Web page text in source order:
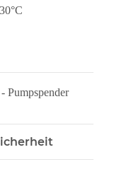
Pumpspender